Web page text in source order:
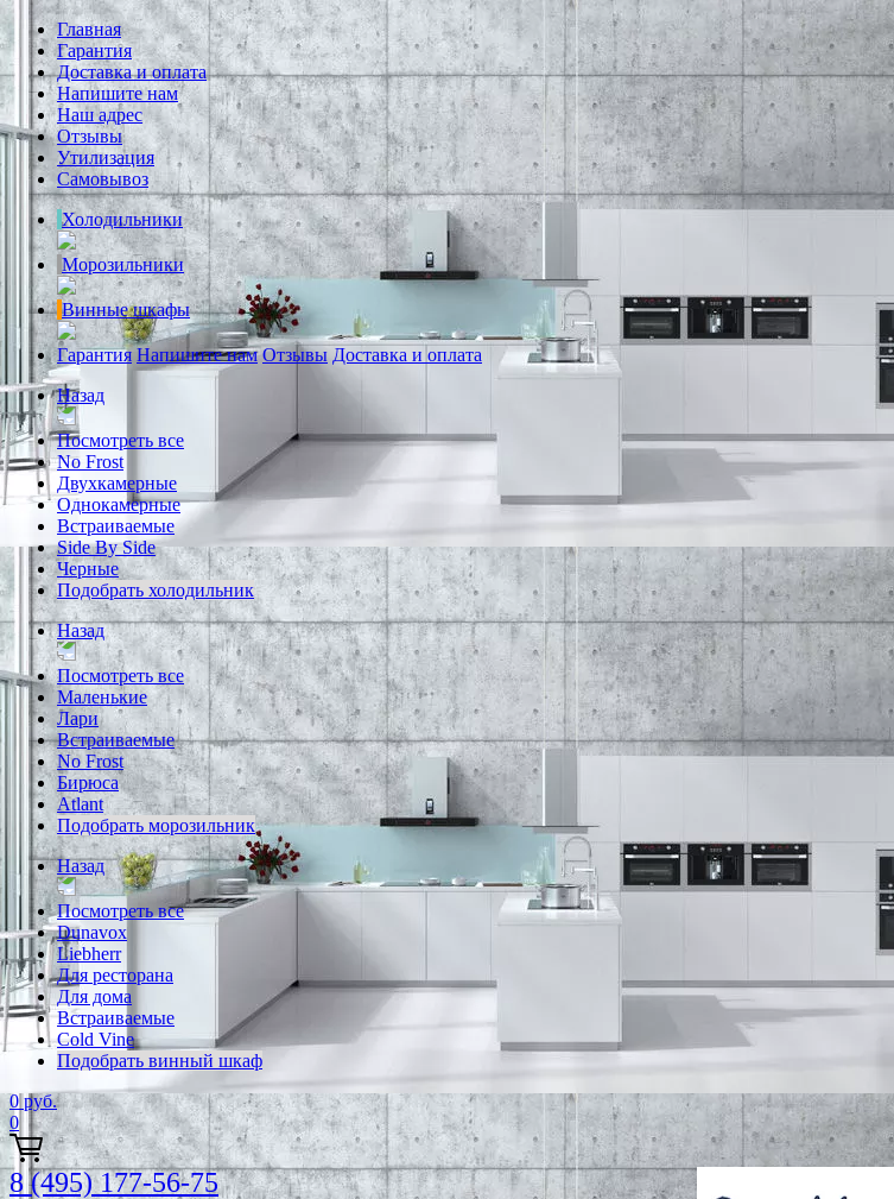
Главная
Гарантия
Доставка и оплата
Напишите нам
Наш адрес
Отзывы
Утилизация
Самовывоз
Холодильники
Морозильники
Винные шкафы
Гарантия Напишите нам Отзывы Доставка и оплата
Назад
Посмотреть все
No Frost
Двухкамерные
Однокамерные
Встраиваемые
Side By Side
Черные
Подобрать холодильник
Назад
Посмотреть все
Маленькие
Лари
Встраиваемые
No Frost
Бирюса
Atlant
Подобрать морозильник
Назад
Посмотреть все
Dunavox
Liebherr
Для ресторана
Для дома
Встраиваемые
Cold Vine
Подобрать винный шкаф
0 руб.
0
8 (495) 177-56-75